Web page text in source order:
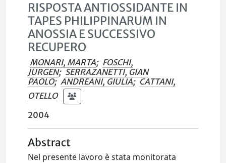
RISPOSTA ANTIOSSIDANTE IN
TAPES PHILIPPINARUM IN
ANOSSIA E SUCCESSIVO
RECUPERO
MONARI, MARTA; FOSCHI,
JURGEN; SERRAZANETTI, GIAN
PAOLO; ANDREANI, GIULIA; CATTANI,
OTELLO
2004
Abstract
Nel presente lavoro è stata monitorata